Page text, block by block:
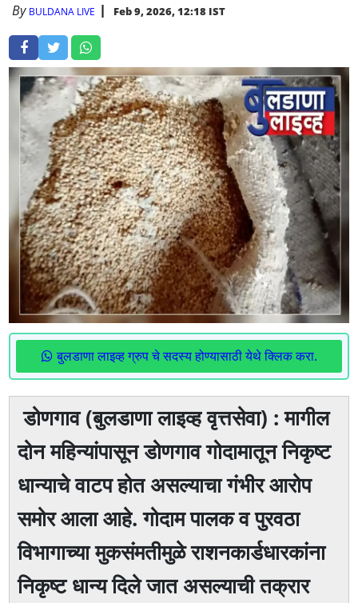
By BULDANA LIVE Feb 9, 2026, 12:18 IST
बुलडाणा लाइव्ह ग्रुप चे सदस्य होण्यासाठी येथे क्लिक करा.
डोणगाव (बुलडाणा लाइव्ह वृत्तसेवा) : मागील
दोन महिन्यांपासून डोणगाव गोदामातून निकृष्ट
धान्याचे वाटप होत असल्याचा गंभीर आरोप
समोर आला आहे. गोदाम पालक व पुरवठा
विभागाच्या मुकसंमतीमुळे राशनकार्डधारकांना
निकृष्ट धान्य दिले जात असल्याची तक्रार